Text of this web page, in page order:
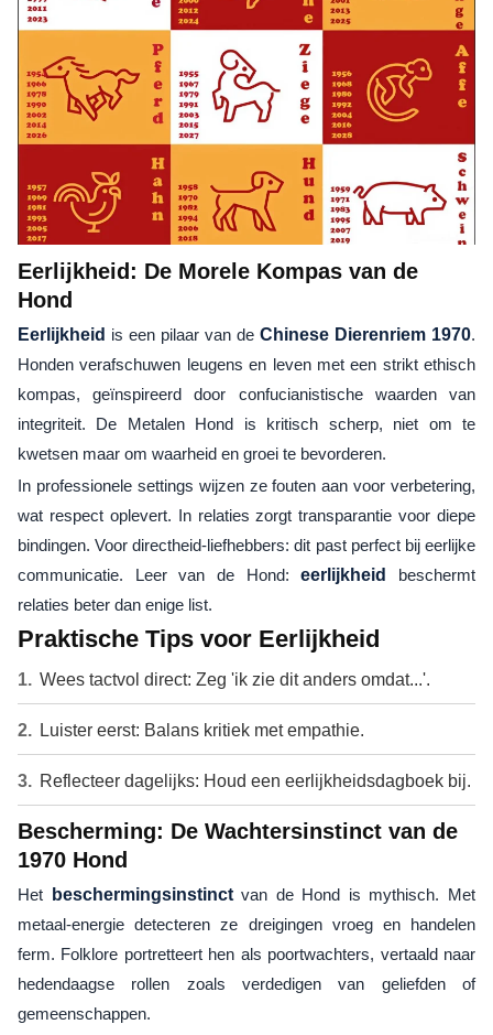
Eerlijkheid: De Morele Kompas van de
Hond
Eerlijkheid is een pilaar van de Chinese Dierenriem 1970.
Honden verafschuwen leugens en leven met een strikt ethisch
kompas, geïnspireerd door confucianistische waarden van
integriteit. De Metalen Hond is kritisch scherp, niet om te
kwetsen maar om waarheid en groei te bevorderen.
In professionele settings wijzen ze fouten aan voor verbetering,
wat respect oplevert. In relaties zorgt transparantie voor diepe
bindingen. Voor directheid-liefhebbers: dit past perfect bij eerlijke
communicatie. Leer van de Hond:eerlijkheid
beschermt
relaties beter dan enige list.
Praktische Tips voor Eerlijkheid
Wees tactvol direct: Zeg 'ik zie dit anders omdat...'.
Luister eerst: Balans kritiek met empathie.
Reflecteer dagelijks: Houd een eerlijkheidsdagboek bij.
Bescherming: De Wachtersinstinct van de
1970 Hond
Het beschermingsinstinctvan de Hond is mythisch. Met
metaal-energie detecteren ze dreigingen vroeg en handelen
ferm. Folklore portretteert hen als poortwachters, vertaald naar
hedendaagse rollen zoals verdedigen van geliefden of
gemeenschappen.